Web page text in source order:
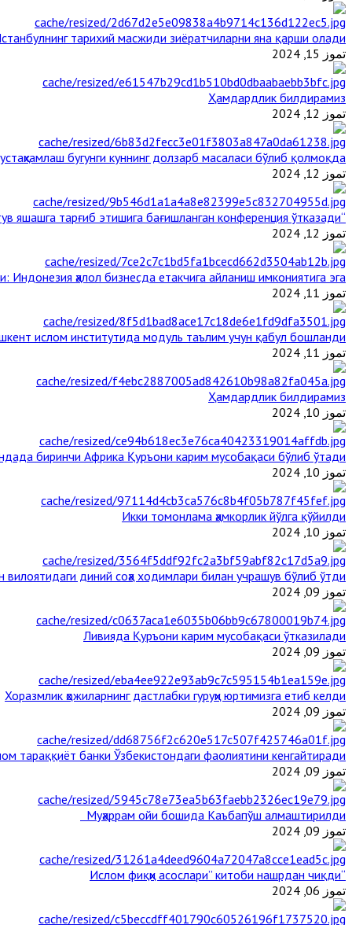
тарихий масжиди зиёратчиларни яна қарши олади
تموز 15, 2024
Ҳамдардлик билдирамиз
تموز 12, 2024
бугунги куннинг долзарб масаласи бўлиб қолмоқда
تموز 12, 2024
“Ал-Азҳар” Таиландда динларнинг тинч-тотув яшашга тарғиб этишига бағишланган конференция ўтказади
تموز 12, 2024
Индонезия ҳалол бизнесда етакчига айланиш имкониятига эга
تموز 11, 2024
ислом институтида модуль таълим учун қабул бошланди
تموز 11, 2024
Ҳамдардлик билдирамиз
تموز 10, 2024
биринчи Aфрика Қуръони карим мусобақаси бўлиб ўтади
تموز 10, 2024
Икки томонлама ҳамкорлик йўлга қўйилди
تموز 10, 2024
вилоятидаги диний соҳа ходимлари билан учрашув бўлиб ўтди
تموز 09, 2024
Ливияда Қуръони карим мусобақаси ўтказилади
تموز 09, 2024
Хоразмлик ҳожиларнинг дастлабки гуруҳи юртимизга етиб келди
تموز 09, 2024
тараққиёт банки Ўзбекистондаги фаолиятини кенгайтиради
تموز 09, 2024
Муҳаррам ойи бошида Каъбапўш алмаштирилди
تموز 09, 2024
“Ислом фиқҳи асослари” китоби нашрдан чиқди
تموز 06, 2024